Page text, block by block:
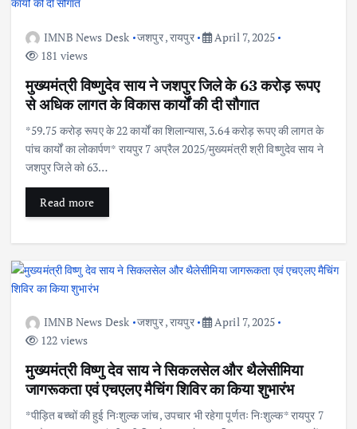
IMNB News Desk जशपुर,रायपुर
April 7, 2025
181 views
मुख्यमंत्री विष्णुदेव साय ने जशपुर जिले के 63 करोड़ रूपए
से अधिक लागत के विकास कार्यों की दी सौगात
*59.75 करोड़ रूपए के 22 कार्यों का शिलान्यास, 3.64 करोड़ रूपए की लागत के
पांच कार्यों का लोकार्पण* रायपुर 7 अप्रैल 2025/मुख्यमंत्री श्री विष्णुदेव साय ने
जशपुर जिले को 63…
Read more
IMNB News Desk जशपुर,रायपुर
April 7, 2025
122 views
मुख्यमंत्री विष्णु देव साय ने सिकलसेल और थैलेसीमिया
जागरूकता एवं एचएलए मैचिंग शिविर का किया शुभारंभ
*पीड़ित बच्चों की हुई निःशुल्क जांच, उपचार भी रहेगा पूर्णतः निःशुल्क* रायपुर 7